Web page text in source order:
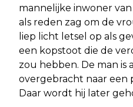
mannelijke inwoner
als reden zag om de
liep licht letsel op als
een kopstoot die de
zou hebben. De man is
overgebracht naar een
Daar wordt hij later